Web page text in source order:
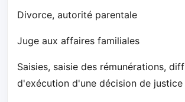
Divorce, autorité parentale
Juge aux affaires familiales
Saisies, saisie des rémunérations,
d'exécution d'une décision de justice